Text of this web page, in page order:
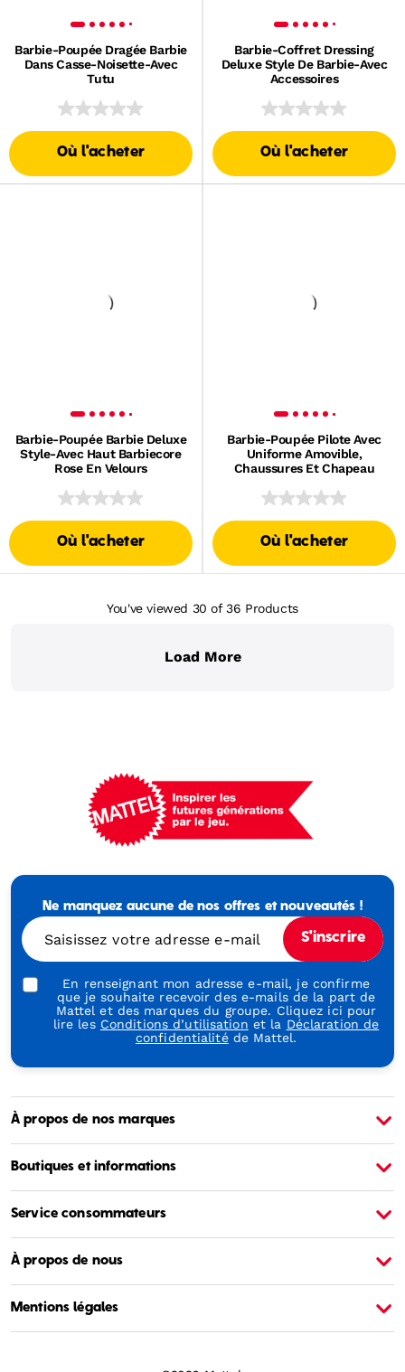
Barbie-Poupée Dragée Barbie
Dans Casse-Noisette-Avec
Tutu
Où l'acheter
Barbie-Coffret Dressing
Deluxe Style De Barbie-Avec
Accessoires
Où l'acheter
Barbie-Poupée Barbie Deluxe
Style-Avec Haut Barbiecore
Rose En Velours
Où l'acheter
Barbie-Poupée Pilote Avec
Uniforme Amovible,
Chaussures Et Chapeau
Où l'acheter
You've viewed 30of 36 Products
Load More
-
Generations
Play
Ne manquez aucune de nos offres et nouveautés !
Saisissez votre adresse e-mail S'inscrire
En renseignant mon adresse e-mail, je confirme
que je souhaite recevoir des e-mails de la part de
Mattel et des marques du groupe. Cliquez ici pour
lire les Conditions d’utilisation et la Déclaration de
confidentialitéde Mattel.
À propos de nos marques
Boutiques et informations
Service consommateurs
À propos de nous
Mentions légales